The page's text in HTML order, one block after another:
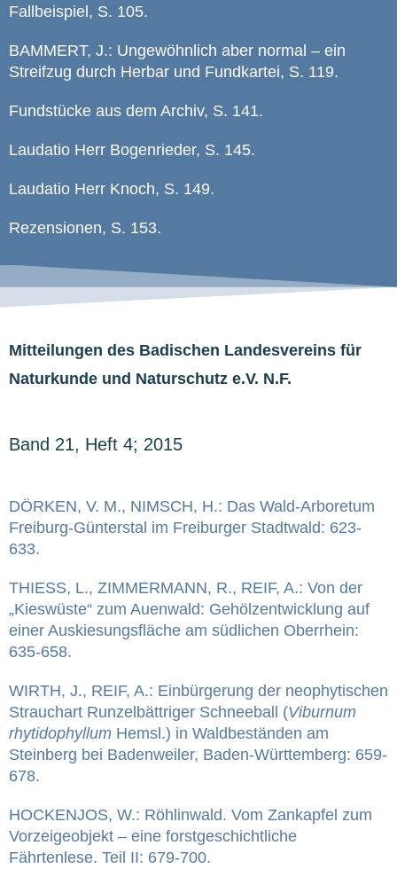
Fallbeispiel, S. 105.
BAMMERT, J.: Ungewöhnlich aber normal – ein
Streifzug durch Herbar und Fundkartei, S. 119.
Fundstücke aus dem Archiv, S. 141.
Laudatio Herr Bogenrieder, S. 145.
Laudatio Herr Knoch, S. 149.
Rezensionen, S. 153.
Mitteilungen des Badischen Landesvereins für
Naturkunde und Naturschutz e.V. N.F.
Band 21, Heft 4; 2015
DÖRKEN, V. M., NIMSCH, H.: Das Wald-Arboretum
Freiburg-Günterstal im Freiburger Stadtwald: 623-
633.
THIESS, L., ZIMMERMANN, R., REIF, A.: Von der
„Kieswüste“ zum Auenwald: Gehölzentwicklung auf
einer Auskiesungsfläche am südlichen Oberrhein:
635-658.
WIRTH, J., REIF, A.: Einbürgerung der neophytischen
Strauchart Runzelbättriger Schneeball (Viburnum
rhytidophyllum Hemsl.) in Waldbeständen am
Steinberg bei Badenweiler, Baden-Württemberg: 659-
678.
HOCKENJOS, W.: Röhlinwald. Vom Zankapfel zum
Vorzeigeobjekt – eine forstgeschichtliche
Fährtenlese. Teil II: 679-700.